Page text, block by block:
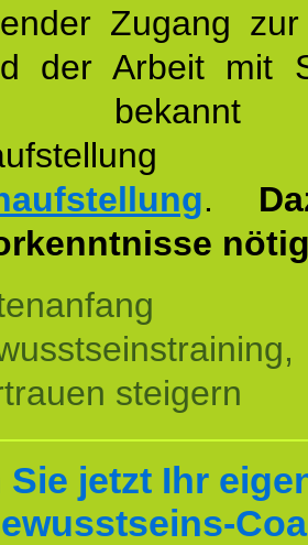
Zugang
der Arbeit mit
.
steigern
Sie jetzt Ihr